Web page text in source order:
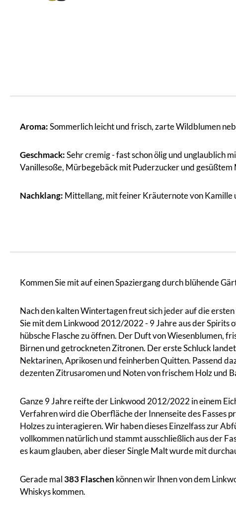
Aroma:Sommerlich leicht und frisch, zarte Wildblumen
Geschmack:Sehr cremig - fast schon ölig und unglaublich
Vanillesoße, Mürbegebäck mit Puderzucker und
Nachklang: Mittellang, mit feiner Kräuternote von Kamille
Kommen Sie mit auf einen Spaziergang durch blühende
Nach den kalten Wintertagen freut sich jeder auf die
Sie mit dem Linkwood 2012/2022 - 9 Jahre aus der Spirits
hübsche Flasche zu öffnen. Der Duft von Wiesenblumen,
Birnen und getrockneten Zitronen. Der erste Schluck
Nektarinen, Aprikosen und feinherben Quitten. Passend
dezenten Zitrusaromen und Noten von frischem Holz und
Ganze 9 Jahre reifte der Linkwood 2012/2022 in einem
Verfahren wird die Oberfläche der Innenseite des Fasses
Holzes zu interagieren. Wir haben dieses Einzelfass zur
vollkommen natürlich und stammt ausschließlich aus der
es kaum glauben, aber dieser Single Malt wurde mit
Gerade mal 383 Flaschen können wir Ihnen von dem
Whiskys kommen.